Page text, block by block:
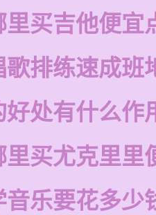
里买吉他便宜
歌排练速成班
好处有什么作
里买尤克里里
音乐要花多少